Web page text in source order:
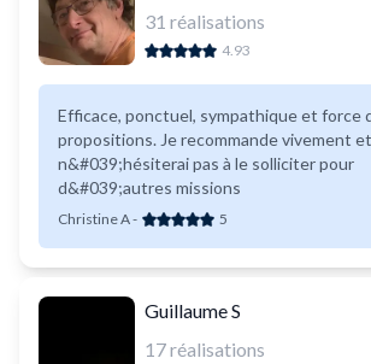
31 réalisations
4.93
Efficace, ponctuel, sympathique et force
propositions. Je recommande vivement et
n&#039;hésiterai pas à le solliciter pour
d&#039;autres missions
Christine A- 5
Guillaume S
17réalisations